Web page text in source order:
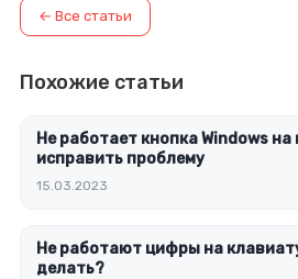
← Все статьи
Похожие статьи
Не работает кнопка Windows на
исправить проблему
15.03.2023
Не работают цифры на
делать?